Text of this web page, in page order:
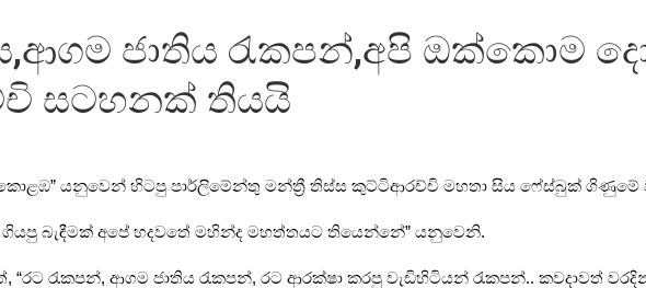
ජාතිය රැකපන්,අපි ඔක්කොම
සටහනක් තියයි
යනුවෙන් හිටපු පාර්ලිමේන්තු මන්ත්‍රී තිස්ස කුට්ටිආරච්චි මහතා සිය ෆේස්බුක්
බැඳීමක් අපේ හදවතේ මහින්ද මහත්තයට තියෙන්නේ” යනුවෙනි.
රැකපන්, ආගම ජාතිය රැකපන්, රට ආරක්ෂා කරපු වැඩිහිටියන් රැකපන්.. කවදාවත්